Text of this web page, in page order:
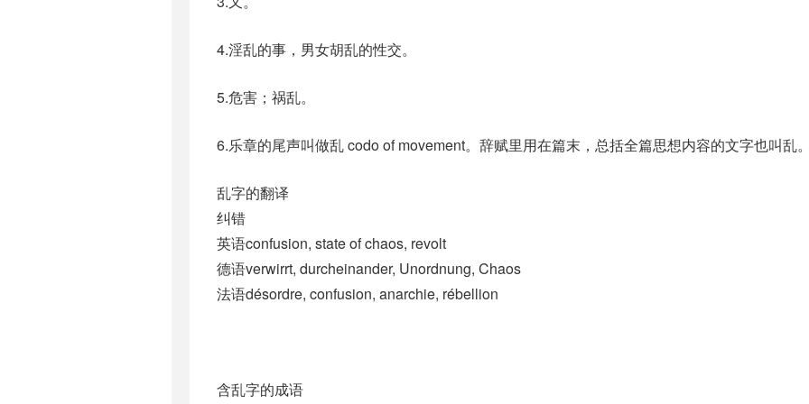
4.淫乱的事，男女胡乱的性交。
5.危害；祸乱。
6.乐章的尾声叫做乱 codo of movement。辞赋里用在篇末，总括全篇思想内容的文字也叫乱
乱字的翻译
纠错
英语confusion, state of chaos, revolt
德语verwirrt, durcheinander, Unordnung, Chaos
法语désordre, confusion, anarchie, rébellion
含乱字的成语